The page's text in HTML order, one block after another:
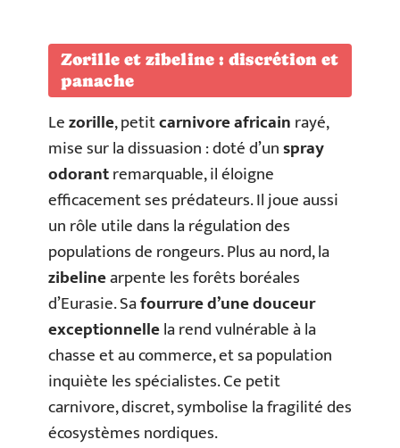
Zorille et zibeline : discrétion et
panache
Lezorille, petitcarnivore africainrayé,
mise sur la dissuasion : doté d’unspray
odorantremarquable, il éloigne
efficacement ses prédateurs. Il joue aussi
un rôle utile dans la régulation des
populations de rongeurs. Plus au nord, la
zibelinearpente les forêts boréales
d’Eurasie. Safourrure d’une douceur
exceptionnellela rend vulnérable à la
chasse et au commerce, et sa population
inquiète les spécialistes. Ce petit
carnivore, discret, symbolise la fragilité des
écosystèmes nordiques.